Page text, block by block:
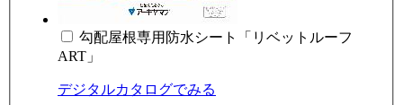
勾配屋根専用防水シート「リベットルーフ
ART」
デジタルカタログでみる